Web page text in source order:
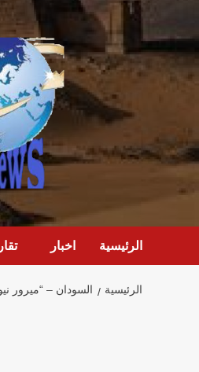
المحتوى
الرئيسية اخبار
الرئيسية السودان – “ميرور